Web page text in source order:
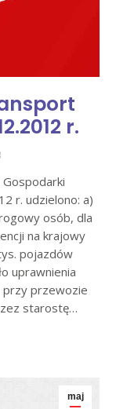
r.
r. udzielono: a)
osób, dla
na krajowy
pojazdów
uprawnienia
przy przewozie
starostę…
maj